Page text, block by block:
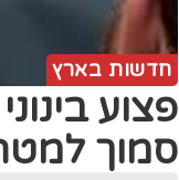
חדשות בארץ
פצוע
סמוך